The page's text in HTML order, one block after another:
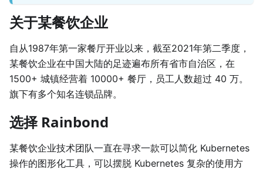
关于某餐饮企业
自从1987年第一家餐厅开业以来，截至2021年第二季度，
某餐饮企业在中国大陆的足迹遍布所有省市自治区，在
1500+ 城镇经营着 10000+ 餐厅，员工人数超过 40 万。
旗下有多个知名连锁品牌。
选择 Rainbond
某餐饮企业技术团队一直在寻求一款可以简化 Kubernetes
操作的图形化工具，可以摆脱 Kubernetes 复杂的使用方